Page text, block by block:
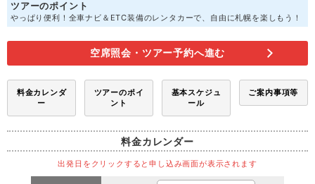
ツアーのポイント
やっぱり便利！全車ナビ＆ETC装備のレンタカーで、自由に札幌を楽しもう！
空席照会・ツアー予約へ進む
料金カレンダ
ー
ツアーのポイ
ント
基本スケジュ
ール
ご案内事項等
料金カレンダー
出発日をクリックすると申し込み画面が表示されます